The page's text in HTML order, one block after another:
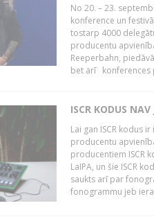
No 20. – 23.
konference un
tostarp 4000
producentu
Reeperbahn,
bet arī konferences
ISCR KODUS
Lai gan ISCR kodus
producentu
producentiem ISCR
LaIPA, un šie ISCR
saukts arī par
fonogrammu jeb